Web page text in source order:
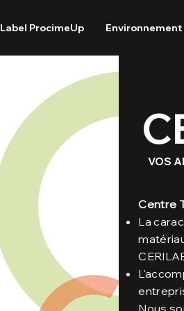
Label ProcimeUp Environnement
VOS
Centre
La
Nous